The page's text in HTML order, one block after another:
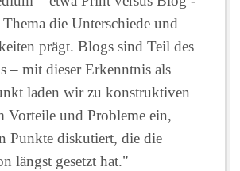
Thema die Unterschiede und
prägt. Blogs sind Teil des
– mit dieser Erkenntnis als
laden wir zu konstruktiven
Vorteile und Probleme ein,
Punkte diskutiert, die die
längst gesetzt hat."